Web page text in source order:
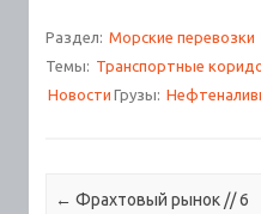
Раздел: Морские перевозки
Темы: Транспортные
Новости Грузы:
Навигация по записям
← Фрахтовый рынок // 6